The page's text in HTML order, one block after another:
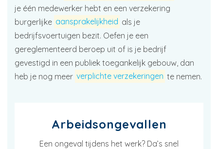
je één medewerker hebt en een verzekering
burgerlijke aansprakelijkheid als je
bedrijfsvoertuigen bezit. Oefen je een
gereglementeerd beroep uit of is je bedrijf
gevestigd in een publiek toegankelijk gebouw, dan
heb je nog meer verplichte verzekeringen te nemen.
Arbeidsongevallen
Een ongeval tijdens het werk? Da’s snel